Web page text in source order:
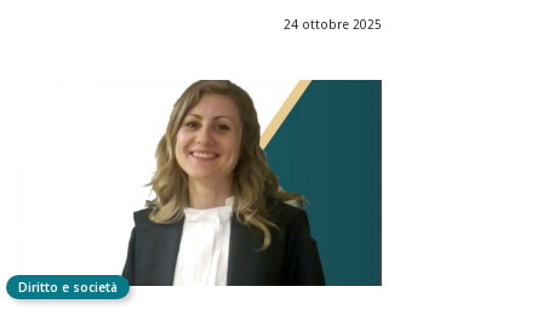
24 ottobre 2025
Diritto e società